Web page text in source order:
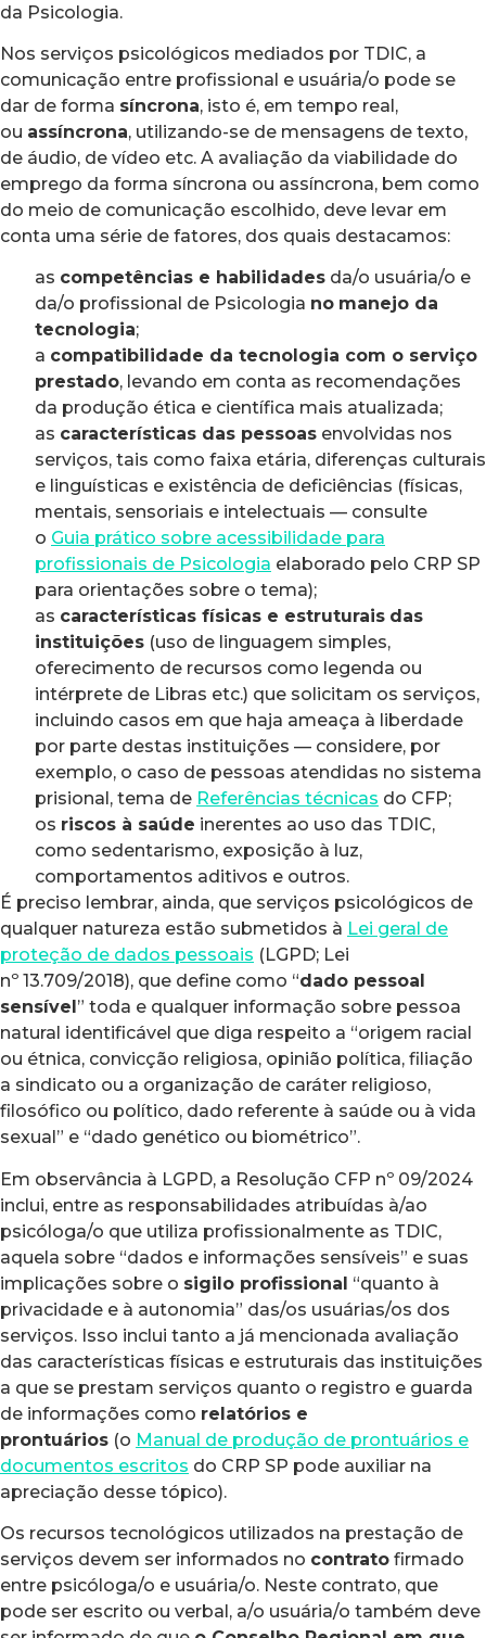
da Psicologia.
Nos serviços psicológicos mediados por TDIC, a
comunicação entre profissional e usuária/o pode se
dar de forma síncrona, isto é, em tempo real,
ou assíncrona, utilizando-se de mensagens de texto,
de áudio, de vídeo etc. A avaliação da viabilidade do
emprego da forma síncrona ou assíncrona, bem como
do meio de comunicação escolhido, deve levar em
conta uma série de fatores, dos quais destacamos:
as competências e habilidades da/o usuária/o e
da/o profissional de Psicologia no manejo da
tecnologia;
a compatibilidade da tecnologia com o serviço
prestado, levando em conta as recomendações
da produção ética e científica mais atualizada;
as características das pessoas envolvidas nos
serviços, tais como faixa etária, diferenças culturais
e linguísticas e existência de deficiências (físicas,
mentais, sensoriais e intelectuais — consulte
o Guia prático sobre acessibilidade para
profissionais de Psicologia elaborado pelo CRP SP
para orientações sobre o tema);
as características físicas e estruturais das
instituições (uso de linguagem simples,
oferecimento de recursos como legenda ou
intérprete de Libras etc.) que solicitam os serviços,
incluindo casos em que haja ameaça à liberdade
por parte destas instituições — considere, por
exemplo, o caso de pessoas atendidas no sistema
prisional, tema de Referências técnicas do CFP;
os riscos à saúde inerentes ao uso das TDIC,
como sedentarismo, exposição à luz,
comportamentos aditivos e outros.
É preciso lembrar, ainda, que serviços psicológicos de
qualquer natureza estão submetidos à Lei geral de
proteção de dados pessoais (LGPD; Lei
nº 13.709/2018), que define como “dado pessoal
sensível ” toda e qualquer informação sobre pessoa
natural identificável que diga respeito a “origem racial
ou étnica, convicção religiosa, opinião política, filiação
a sindicato ou a organização de caráter religioso,
filosófico ou político, dado referente à saúde ou à vida
sexual” e “dado genético ou biométrico”.
Em observância à LGPD, a Resolução CFP nº 09/2024
inclui, entre as responsabilidades atribuídas à/ao
psicóloga/o que utiliza profissionalmente as TDIC,
aquela sobre “dados e informações sensíveis” e suas
implicações sobre o sigilo profissional “quanto à
privacidade e à autonomia” das/os usuárias/os dos
serviços. Isso inclui tanto a já mencionada avaliação
das características físicas e estruturais das instituições
a que se prestam serviços quanto o registro e guarda
de informações como relatórios e
prontuários (o Manual de produção de prontuários e
documentos escritos do CRP SP pode auxiliar na
apreciação desse tópico).
Os recursos tecnológicos utilizados na prestação de
serviços devem ser informados no contrato firmado
entre psicóloga/o e usuária/o. Neste contrato, que
pode ser escrito ou verbal, a/o usuária/o também deve